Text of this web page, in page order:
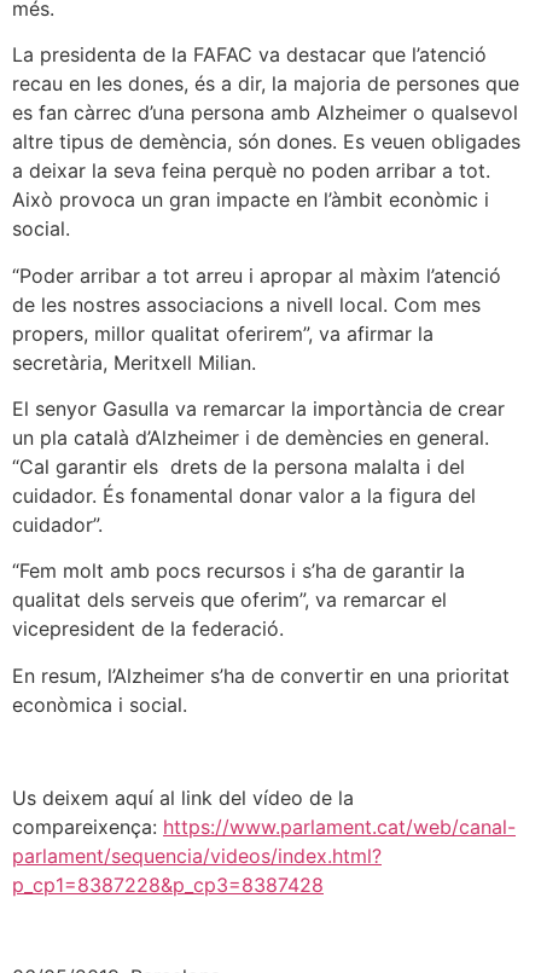
més.
La presidenta de la FAFAC va destacar que l’atenció
recau en les dones, és a dir, la majoria de persones que
es fan càrrec d’una persona amb Alzheimer o qualsevol
altre tipus de demència, són dones. Es veuen obligades
a deixar la seva feina perquè no poden arribar a tot.
Això provoca un gran impacte en l’àmbit econòmic i
social.
“Poder arribar a tot arreu i apropar al màxim l’atenció
de les nostres associacions a nivell local. Com mes
propers, millor qualitat oferirem”, va afirmar la
secretària, Meritxell Milian.
El senyor Gasulla va remarcar la importància de crear
un pla català d’Alzheimer i de demències en general.
“Cal garantir els drets de la persona malalta i del
cuidador. És fonamental donar valor a la figura del
cuidador”.
“Fem molt amb pocs recursos i s’ha de garantir la
qualitat dels serveis que oferim”, va remarcar el
vicepresident de la federació.
En resum, l’Alzheimer s’ha de convertir en una prioritat
econòmica i social.
Us deixem aquí al link del vídeo de la
compareixença: https://www.parlament.cat/web/canal-
parlament/sequencia/videos/index.html?
p_cp1=8387228&p_cp3=8387428